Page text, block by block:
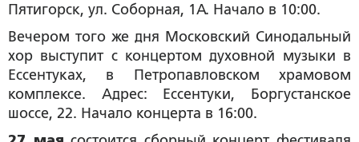
Пятигорск, ул. Соборная, 1А. Начало в 10:00.
Вечером того же дня Московский Синодальный
хор выступит с концертом духовной музыки в
Ессентуках, в Петропавловском храмовом
комплексе. Адрес: Ессентуки, Боргустанское
шоссе, 22. Начало концерта в 16:00.